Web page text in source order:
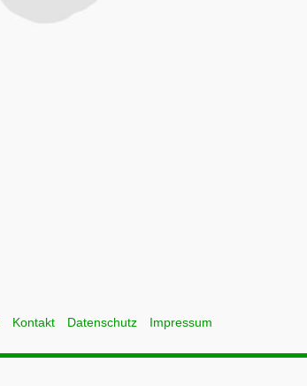
Kontakt Datenschutz Impressum